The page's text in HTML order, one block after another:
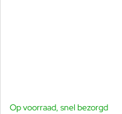
BUNDELKORTING
Op voorraad, snel bezorgd